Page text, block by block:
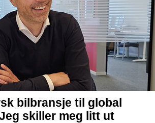
bilbransje til global
skiller meg litt ut